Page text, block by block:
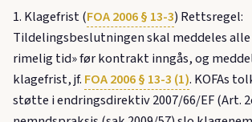
1. Klagefrist (FOA 2006 § 13-3) Rettsregel:
Tildelingsbeslutningen skal meddeles
rimelig tid» før kontrakt inngås, og
klagefrist, jf. FOA 2006 § 13-3 (1). KOFAs
støtte i endringsdirektiv 2007/66/EF (Art.